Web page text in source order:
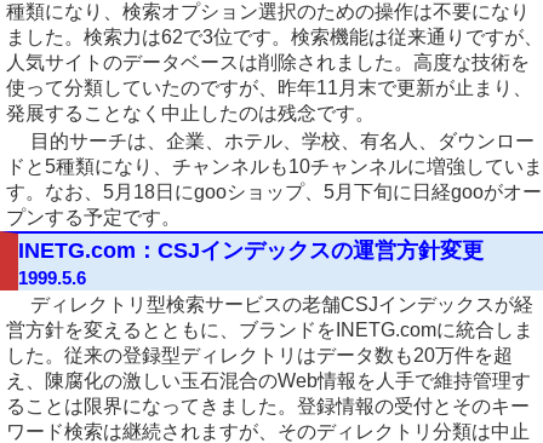
種類になり、検索オプション選択のための操作は不要になり
ました。検索力は62で3位です。検索機能は従来通りですが、
人気サイトのデータベースは削除されました。高度な技術を
使って分類していたのですが、昨年11月末で更新が止まり、
発展することなく中止したのは残念です。
目的サーチは、企業、ホテル、学校、有名人、ダウンロー
ドと5種類になり、チャンネルも10チャンネルに増強していま
す。なお、5月18日にgooショップ、5月下旬に日経gooがオー
プンする予定です。
INETG.com：CSJインデックスの運営方針変更
1999.5.6
ディレクトリ型検索サービスの老舗CSJインデックスが経
営方針を変えるとともに、ブランドをINETG.comに統合しま
した。従来の登録型ディレクトリはデータ数も20万件を超
え、陳腐化の激しい玉石混合のWeb情報を人手で維持管理す
ることは限界になってきました。登録情報の受付とそのキー
ワード検索は継続されますが、そのディレクトリ分類は中止